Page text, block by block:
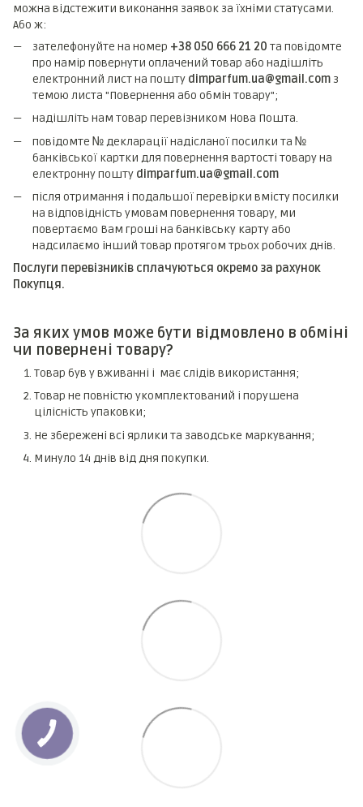
можна відстежити виконання заявок за їхніми статусами.
Або ж:
зателефонуйте на номер +38 050 666 21 20 та повідомте
про намір повернути оплачений товар або надішліть
електронний лист на пошту dimparfum.ua@gmail.com з
темою листа "Повернення або обмін товару";
надішліть нам товар перевізником Нова Пошта.
повідомте № декларації надісланої посилки та №
банківської картки для повернення вартості товару на
електронну пошту dimparfum.ua@gmail.com
після отримання і подальшої перевірки вмісту посилки
на відповідність умовам повернення товару, ми
повертаємо Вам гроші на банківську карту або
надсилаємо інший товар протягом трьох робочих днів.
Послуги перевізників сплачуються окремо за рахунок
Покупця.
За яких умов може бути відмовлено в обміні
чи повернені товару?
Товар був у вживанні і має слідів використання;
Товар не повністю укомплектований і порушена
цілісність упаковки;
Не збережені всі ярлики та заводське маркування;
Минуло 14 днів від дня покупки.